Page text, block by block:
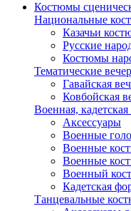
Костюмы
Национальные
Казачьи
Русские
Костюмы
Тематические
Гавайская
Ковбойская
Военная,
Аксессуары
Военные
Военные
Военные
Военный
Кадетская
Танцевальные